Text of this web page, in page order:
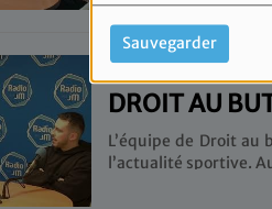
Sauvegarder
nouvelles recrues ? Sans oublier la rubrique Quiz et les dernières
infos sur le prochain
IL Y A 2 ANS
DROIT AU
L’équipe de Droit
l’actualité sportive. Au programme, l’arbitrage vrai douzième homme